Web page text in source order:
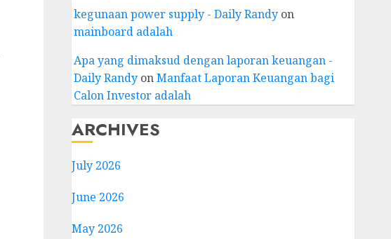
kegunaan power supply - Daily Randyon
mainboard adalah
Apa yang dimaksud dengan laporan keuangan -
Daily RandyonManfaat Laporan Keuangan bagi
Calon Investor adalah
ARCHIVES
July 2026
June 2026
May 2026